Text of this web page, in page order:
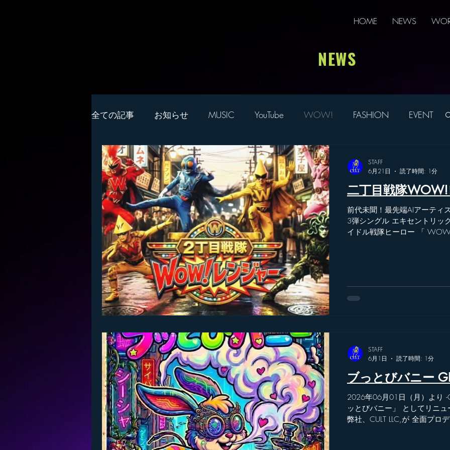
HOME NEWS
NEWS
全ての記事 お知らせ MUSIC YouTube WOW! FASHION EVENT
ARTIST AI Tatsugoo Tatsugoo ボカロ MYLO
二丁目戦隊
前代未聞！最先端AIアーティ
3弾シングル エキセントリッ
イドル戦隊ヒーロー 「
STAFF
6月21日
読了時間: 1分
ブっとびバニー
2026年06月01日（月）より -
ッとびバニー」 としてリニ
弊社、CULT LLC,が 全面プロ
STAFF
6月1日
読了時間: 1分